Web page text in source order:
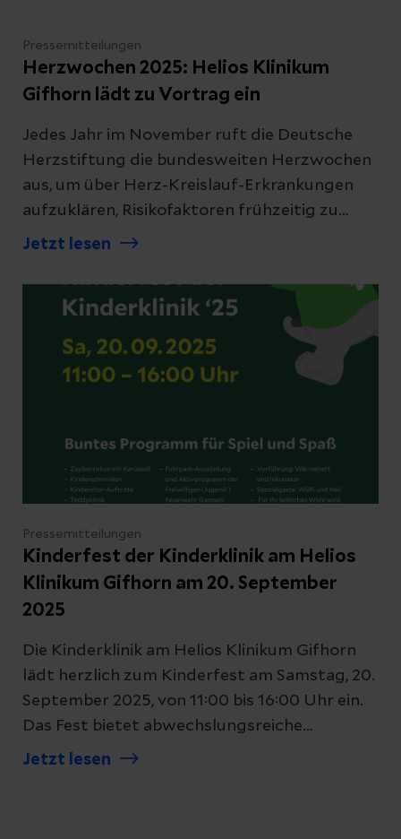
Pressemitteilungen
Herzwochen 2025: Helios Klinikum
Gifhorn lädt zu Vortrag ein
Jedes Jahr im November ruft die Deutsche
Herzstiftung die bundesweiten Herzwochen
aus, um über Herz-Kreislauf-Erkrankungen
aufzuklären, Risikofaktoren frühzeitig zu
erkennen und Betroffenen sowie
Behandlung aufzuzeigen. Das diesjährige
Motto lautet: „Gesunde Gefäße – gesundes
Herz. Den Herzinfarkt vermeiden.“ Im Fokus
stehen Herzrhythmusstörungen und die
koronare Herzkrankheit. Das Helios Klinikum
Vortrag am Mittwoch, 5. November 2025, ab
Jetzt lesen
Pressemitteilungen
Kinderfest der Kinderklinik am Helios
Klinikum Gifhorn am 20. September
2025
Die Kinderklinik am Helios Klinikum Gifhorn
lädt herzlich zum Kinderfest am Samstag, 20.
September 2025, von 11:00 bis 16:00 Uhr ein.
Das Fest bietet abwechslungsreiche
Programmpunkte für die ganze Familie: Es
Jetzt lesen